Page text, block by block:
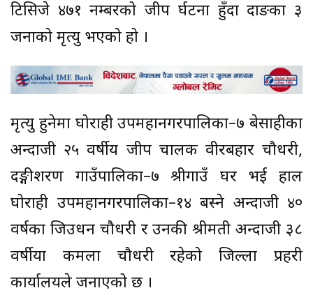
टिसिजे ४७१ नम्बरको जीप दुर्घटना हुँदा दाङका ३
जनाको मृत्यु भएको हो ।
मृत्यु हुनेमा घोराही उपमहानगरपालिका–७ बेसाहीका
अन्दाजी २५ वर्षीय जीप चालक वीरबहादुर चौधरी,
दङ्गीशरण गाउँपालिका–७ श्रीगाउँ घर भई हाल
घोराही उपमहानगरपालिका–१४ बस्ने अन्दाजी ४०
वर्षका जिउधन चौधरी र उनकी श्रीमती अन्दाजी ३८
वर्षीया कमला चौधरी रहेको जिल्ला प्रहरी
कार्यालयले जनाएको छ ।